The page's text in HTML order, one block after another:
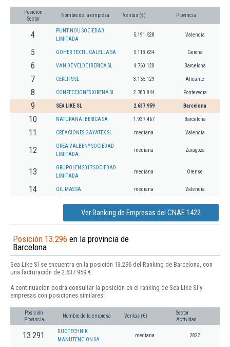
Posición
Sector
Nombre de la empresa Ventas (€) Provincia
4
PUNT NOU SOCIEDAD
LIMITADA
5.191.528 Valencia
5 GOHER TEXTIL CALELLA SA 5.113.634 Gerona
6 VAN DE VELDE IBERICA SL 4.760.120 Barcelona
7 CERLIPS SL 3.155.129 Alicante
8 CONFECCIONES XIRENA SL 2.783.844 Pontevedra
9 SEA LIKE SL 2.637.959 Barcelona
10 NATURANA IBERICA SA 1.937.467 Barcelona
11 CREACIONES GAYATEX SL mediana Valencia
12
OREA VALBENY SOCIEDAD
LIMITADA.
mediana Zaragoza
13
GRUPOLEN 2017 SOCIEDAD
LIMITADA
mediana Orense
14 GIL MAS SA mediana Valencia
Ver Ranking de Empresas del CNAE 1422
Posición 13.296 en la provincia de
Barcelona
Sea Like Sl se encuentra en la posición 13.296 del Ranking de Barcelona, con
una facturación de 2.637.959 €.
A continuación podrá consultar la posición en el ranking de Sea Like Sl y
empresas con posiciones similares:
Posición
Provincia
Nombre de la empresa Ventas (€)
Sector
Actividad
13.291
DUOTECHNIK
MANUTENCION SA
mediana 2822